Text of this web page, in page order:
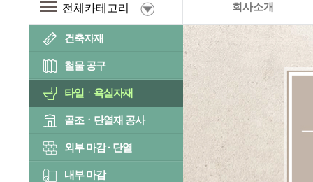
전체카테고리 회사소개
건축자재
철물 공구
타일ㆍ욕실자재
골조ㆍ단열재 공사
외부 마감 · 단열
내부 마감